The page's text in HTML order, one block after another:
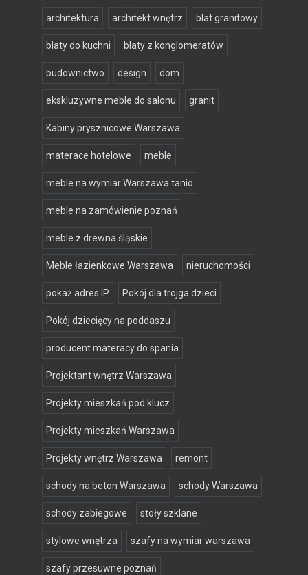
architektura architekt wnętrz blat granitowy
blaty do kuchni blaty z konglomeratów
budownictwo design dom
ekskluzywne meble do salonu granit
Kabiny prysznicowe Warszawa
materace hotelowe meble
meble na wymiar Warszawa tanio
meble na zamówienie poznań
meble z drewna śląskie
Meble łazienkowe Warszawa nieruchomości
pokaż adres IP Pokój dla trojga dzieci
Pokój dziecięcy na poddaszu
producent materacy do spania
Projektant wnętrz Warszawa
Projekty mieszkań pod klucz
Projekty mieszkań Warszawa
Projekty wnętrz Warszawa remont
schody na beton Warszawa schody Warszawa
schody zabiegowe stoły szklane
stylowe wnętrza szafy na wymiar warszawa
szafy przesuwne poznań